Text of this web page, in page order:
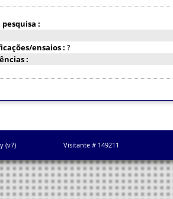
:
ensaios : ?
:
(v7) Visitante # 149211